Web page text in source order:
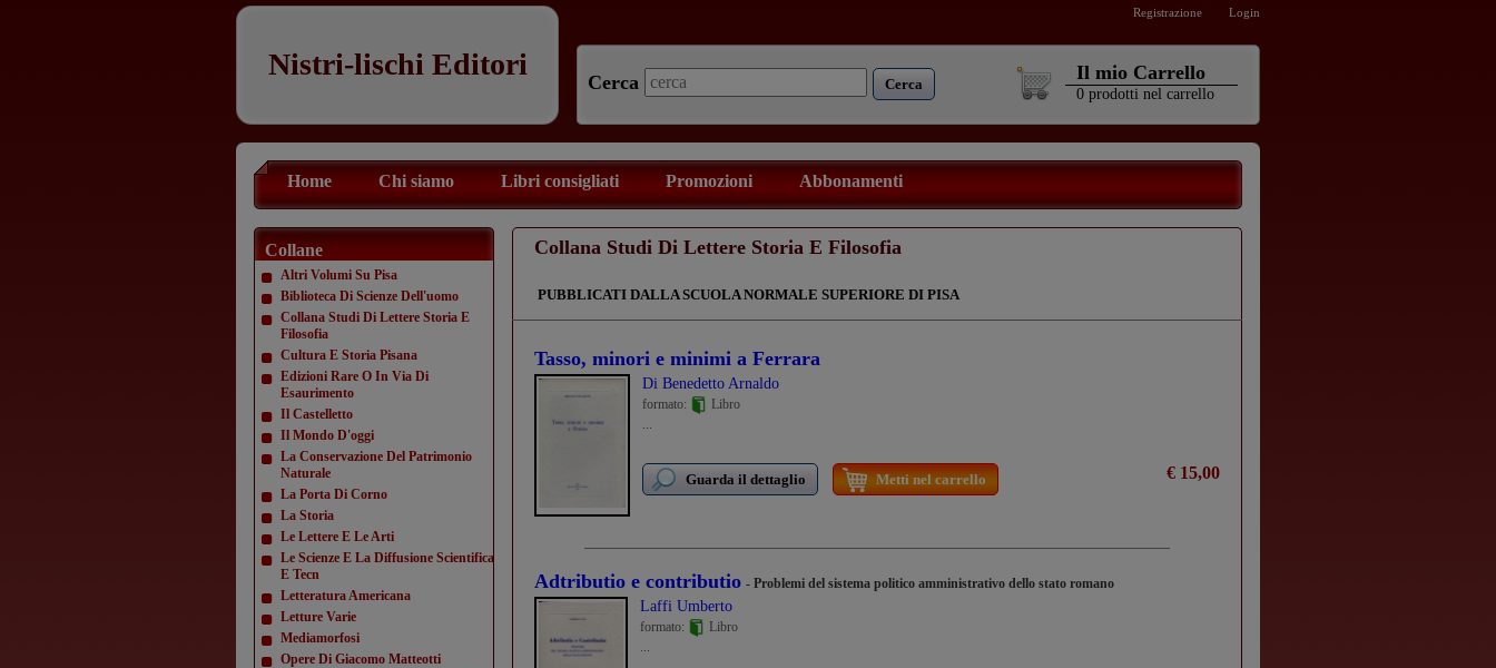
Registrazione Login
Nistri-lischi Editori
Cerca Cerca
Il mio Carrello
0 prodotti nel carrello
Home Chi siamo Libri consigliati Promozioni Abbonamenti
Collane
Altri Volumi Su Pisa
Biblioteca Di Scienze Dell'uomo
Collana Studi Di Lettere Storia E
Filosofia
Cultura E Storia Pisana
Edizioni Rare O In Via Di
Esaurimento
Il Castelletto
Il Mondo D'oggi
La Conservazione Del Patrimonio
Naturale
La Porta Di Corno
La Storia
Le Lettere E Le Arti
Le Scienze E La Diffusione Scientifica
E Tecn
Letteratura Americana
Letture Varie
Mediamorfosi
Opere Di Giacomo Matteotti
Collana Studi Di Lettere Storia E Filosofia
PUBBLICATI DALLA SCUOLA NORMALE SUPERIORE DI PISA
Tasso, minori e minimi a Ferrara
Di Benedetto Arnaldo
formato:
Libro
...
€ 15,00
Guarda il dettaglio Metti nel carrello
Adtributio e contributio - Problemi del sistema politico amministrativo dello stato romano
Laffi Umberto
formato:
Libro
...